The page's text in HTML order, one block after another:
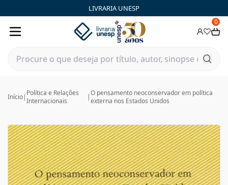
LIVRARIA UNESP
0
Início| Política e Relações
Internacionais
|O pensamento neoconservador em política
externa nos Estados Unidos